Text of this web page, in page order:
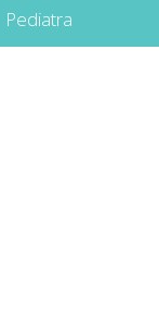
Pediatra